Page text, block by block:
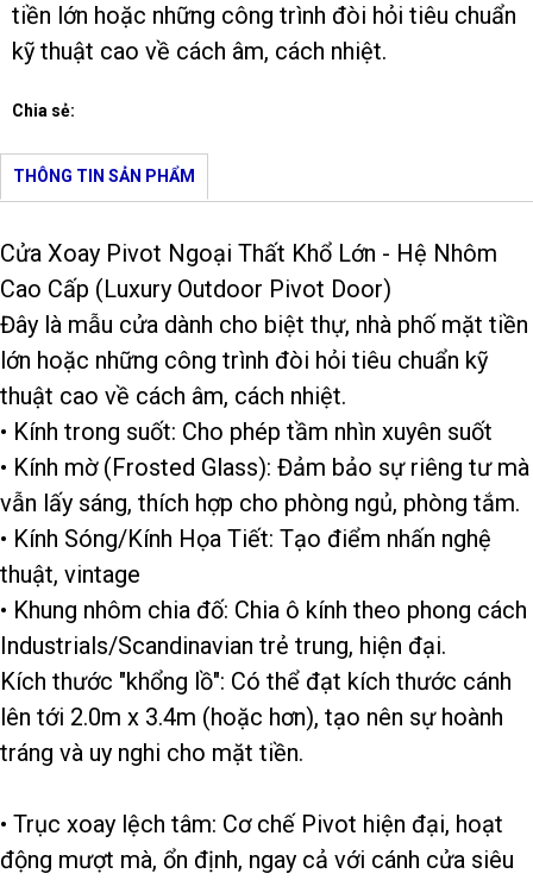
tiền lớn hoặc những công trình đòi hỏi tiêu chuẩn
kỹ thuật cao về cách âm, cách nhiệt.
Chia sẻ:
THÔNG TIN SẢN PHẨM
Cửa Xoay Pivot Ngoại Thất Khổ Lớn - Hệ Nhôm
Cao Cấp (Luxury Outdoor Pivot Door)
Đây là mẫu cửa dành cho biệt thự, nhà phố mặt tiền
lớn hoặc những công trình đòi hỏi tiêu chuẩn kỹ
thuật cao về cách âm, cách nhiệt.
• Kính trong suốt: Cho phép tầm nhìn xuyên suốt
• Kính mờ (Frosted Glass): Đảm bảo sự riêng tư mà
vẫn lấy sáng, thích hợp cho phòng ngủ, phòng tắm.
• Kính Sóng/Kính Họa Tiết: Tạo điểm nhấn nghệ
thuật, vintage
• Khung nhôm chia đố: Chia ô kính theo phong cách
Industrials/Scandinavian trẻ trung, hiện đại.
Kích thước "khổng lồ": Có thể đạt kích thước cánh
lên tới 2.0m x 3.4m (hoặc hơn), tạo nên sự hoành
tráng và uy nghi cho mặt tiền.
• Trục xoay lệch tâm: Cơ chế Pivot hiện đại, hoạt
động mượt mà, ổn định, ngay cả với cánh cửa siêu